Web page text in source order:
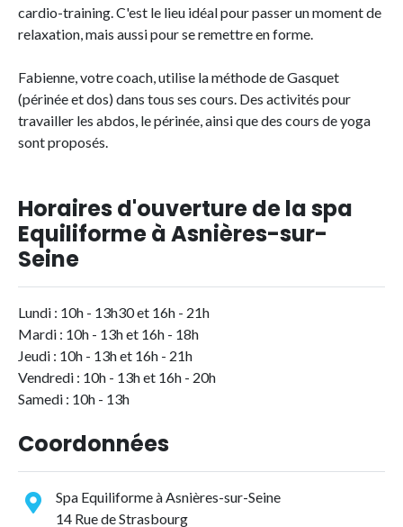
cardio-training. C'est le lieu idéal pour passer un moment de
relaxation, mais aussi pour se remettre en forme.
Fabienne, votre coach, utilise la méthode de Gasquet
(périnée et dos) dans tous ses cours. Des activités pour
travailler les abdos, le périnée, ainsi que des cours de yoga
sont proposés.
Horaires d'ouverture de la spa
Equiliforme à Asnières-sur-
Seine
Lundi : 10h - 13h30 et 16h - 21h
Mardi : 10h - 13h et 16h - 18h
Jeudi : 10h - 13h et 16h - 21h
Vendredi : 10h - 13h et 16h - 20h
Samedi : 10h - 13h
Coordonnées
Spa Equiliforme à Asnières-sur-Seine
14 Rue de Strasbourg